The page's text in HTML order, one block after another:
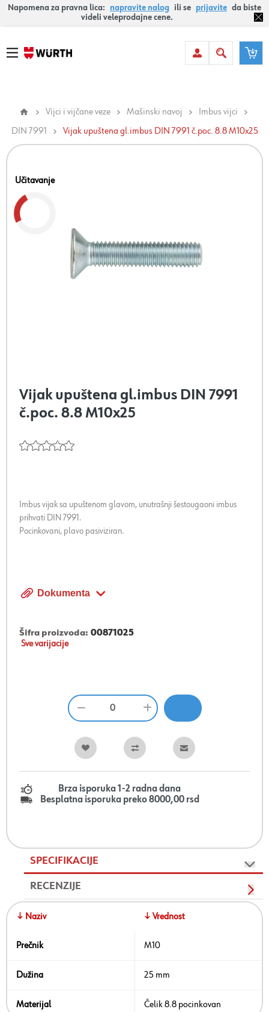
Napomena za pravna lica: napravite nalog ili se prijavite da biste
videli veleprodajne cene.
Vijci i vijčane veze Mašinski navoj
Imbus vijci
DIN 7991
Vijak upuštena gl.imbus DIN 7991 č.poc. 8.8 M10x25
Učitavanje
Vijak upuštena gl.imbus DIN 7991
č.poc. 8.8 M10x25
Imbus vijak sa upuštenom glavom, unutrašnji šestougaoni imbus
prihvati DIN 7991.
Pocinkovani, plavo pasiviziran.
Dokumenta
Šifra proizvoda: 00871025
Sve varijacije
Brza isporuka 1-2 radna dana
Besplatna isporuka preko 8000,00 rsd
SPECIFIKACIJE
RECENZIJE
↓ Naziv ↓ Vrednost
Prečnik M10
Dužina 25 mm
Materijal Čelik 8.8 pocinkovan